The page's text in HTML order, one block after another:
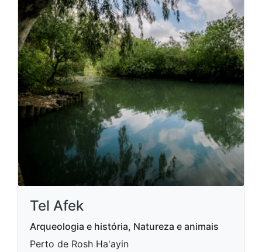
Tel Afek
Arqueologia e história, Natureza e animais
Perto de Rosh Ha'ayin